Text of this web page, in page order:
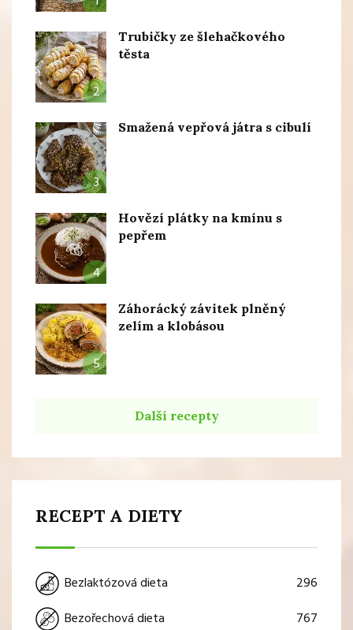
2
Trubičky ze šlehačkového
těsta
3
Smažená vepřová játra s cibulí
4
Hovězí plátky na kmínu s
pepřem
5
Záhorácký závitek plněný
zelím a klobásou
Další recepty
RECEPT A DIETY
Bezlaktózová dieta
296
Bezořechová dieta
767